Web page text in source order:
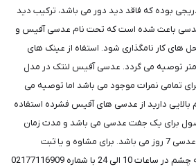
بوده که فاقد دید دور می باشد، ترکیب دید
عدسی باعث شده است که تحت نام عدسی آفیس و
های کار نامگذاری شود. استفاه از عینک های
آفیس برای فواصل کمتر از 3 متر توصیه می گردد. عدسی آفیس لنتک در مدل
تمامی نمرات موجود می باشد اما توصیه می
دارید از عدسی های آفیس فشرده استفاده
برای یک جفت عدسی می باشد و مدت زمان
لازم برای ساخت و تراش این عدسی 7 روز می باشد. برای مشاوه و یا ثبت
سفارش مطابق نسخه معاینه چشم در ساعات 10 الی 24 با شماره 02177116909